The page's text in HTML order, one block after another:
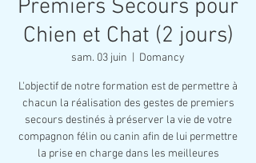
Premiers Secours pour
Chien et Chat (2 jours)
sam. 03 juin Domancy
L'objectif de notre formation est de permettre à
chacun la réalisation des gestes de premiers
secours destinés à préserver la vie de votre
compagnon félin ou canin afin de lui permettre
la prise en charge dans les meilleures